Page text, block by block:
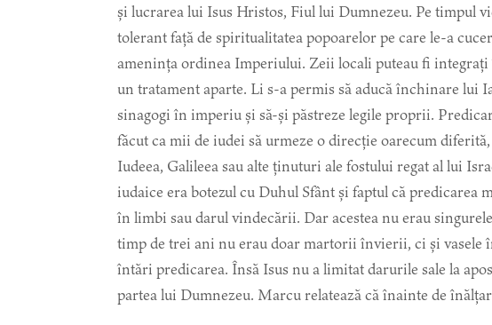
și lucrarea lui Isus Hristos, Fiul lui Dumnezeu. Pe timpul
tolerant față de spiritualitatea popoarelor pe care le-a
amenința ordinea Imperiului. Zeii locali puteau fi
un tratament aparte. Li s-a permis să aducă închinare lui
sinagogi în imperiu și să-și păstreze legile proprii.
făcut ca mii de iudei să urmeze o direcție oarecum
Iudeea, Galileea sau alte ținuturi ale fostului regat al lui
iudaice era botezul cu Duhul Sfânt și faptul că
în limbi sau darul vindecării. Dar acestea nu erau
timp de trei ani nu erau doar martorii învierii, ci și vasele
întări predicarea. Însă Isus nu a limitat darurile sale la
partea lui Dumnezeu. Marcu relatează că înainte de